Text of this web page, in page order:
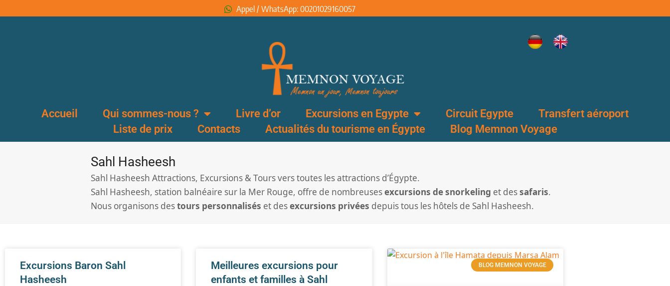
Appel / WhatsApp: 00201029160057
Accueil Qui sommes-nous ? Livre d’or Excursions en Egypte Circuit Egypte
Transfert aéroport
Liste de prix
Contacts Actualités du tourisme en Égypte Blog Memnon Voyage
Sahl Hasheesh
Sahl Hasheesh Attractions, Excursions & Tours vers toutes les attractions d’Égypte.
Sahl Hasheesh, station balnéaire sur la Mer Rouge, offre de nombreusesexcursions de snorkeling et dessafaris.
Nous organisons destours personnalisés et desexcursions privées depuis tous les hôtels de Sahl Hasheesh.
Excursions Baron Sahl
Hasheesh
Meilleures excursions pour
enfants et familles à Sahl
BLOG MEMNON VOYAGE